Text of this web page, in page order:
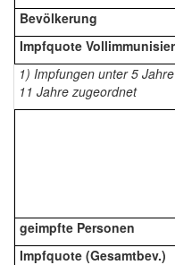
Bevölkerung
Impfquote
1) Impfungen unter 5
11 Jahre zugeordnet
geimpfte Personen
Impfquote (Gesamtbev.)